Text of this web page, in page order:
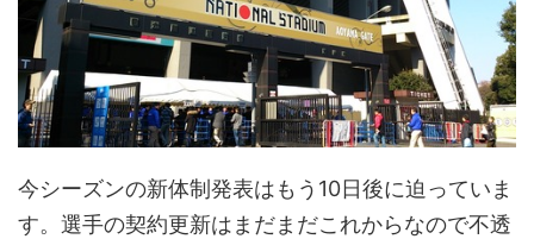
今シーズンの新体制発表はもう10日後に迫っていま
す。選手の契約更新はまだまだこれからなので不透